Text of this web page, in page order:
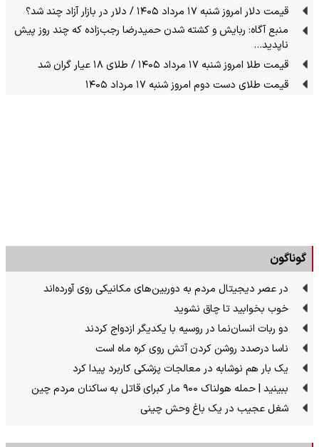
قیمت دلار امروز شنبه ۱۷ مرداد ۱۴۰۵ / دلار در بازار آزاد چند شد؟
منبع آگاه: ربایش و کشته شدن حمیدرضا رجب‌زاده که چند روز پیش
ناپدید…
قیمت طلا امروز شنبه ۱۷ مرداد ۱۴۰۵ / طلای ۱۸ عیار گران شد
قیمت طلای دست دوم امروز شنبه ۱۷ مرداد ۱۴۰۵
گوناگون
در عصر دیجیتال مردم به دوربین‌های مکانیکی روی آورده‌اند
خوب بخوابید تا چاق نشوید
دو ربات انسان‌نما در روسیه با یکدیگر ازدواج کردند
ناسا درصدد روشن کردن آتش روی کره ماه است
یک بار هم نوشابه در معالجات پزشکی کاربرد پیدا کرد
ببینید | حمله هولناک ۹۰۰ مار کبرای قاتل به ساکنان مردم چین
شغل عجیب در یک باغ وحش چینی